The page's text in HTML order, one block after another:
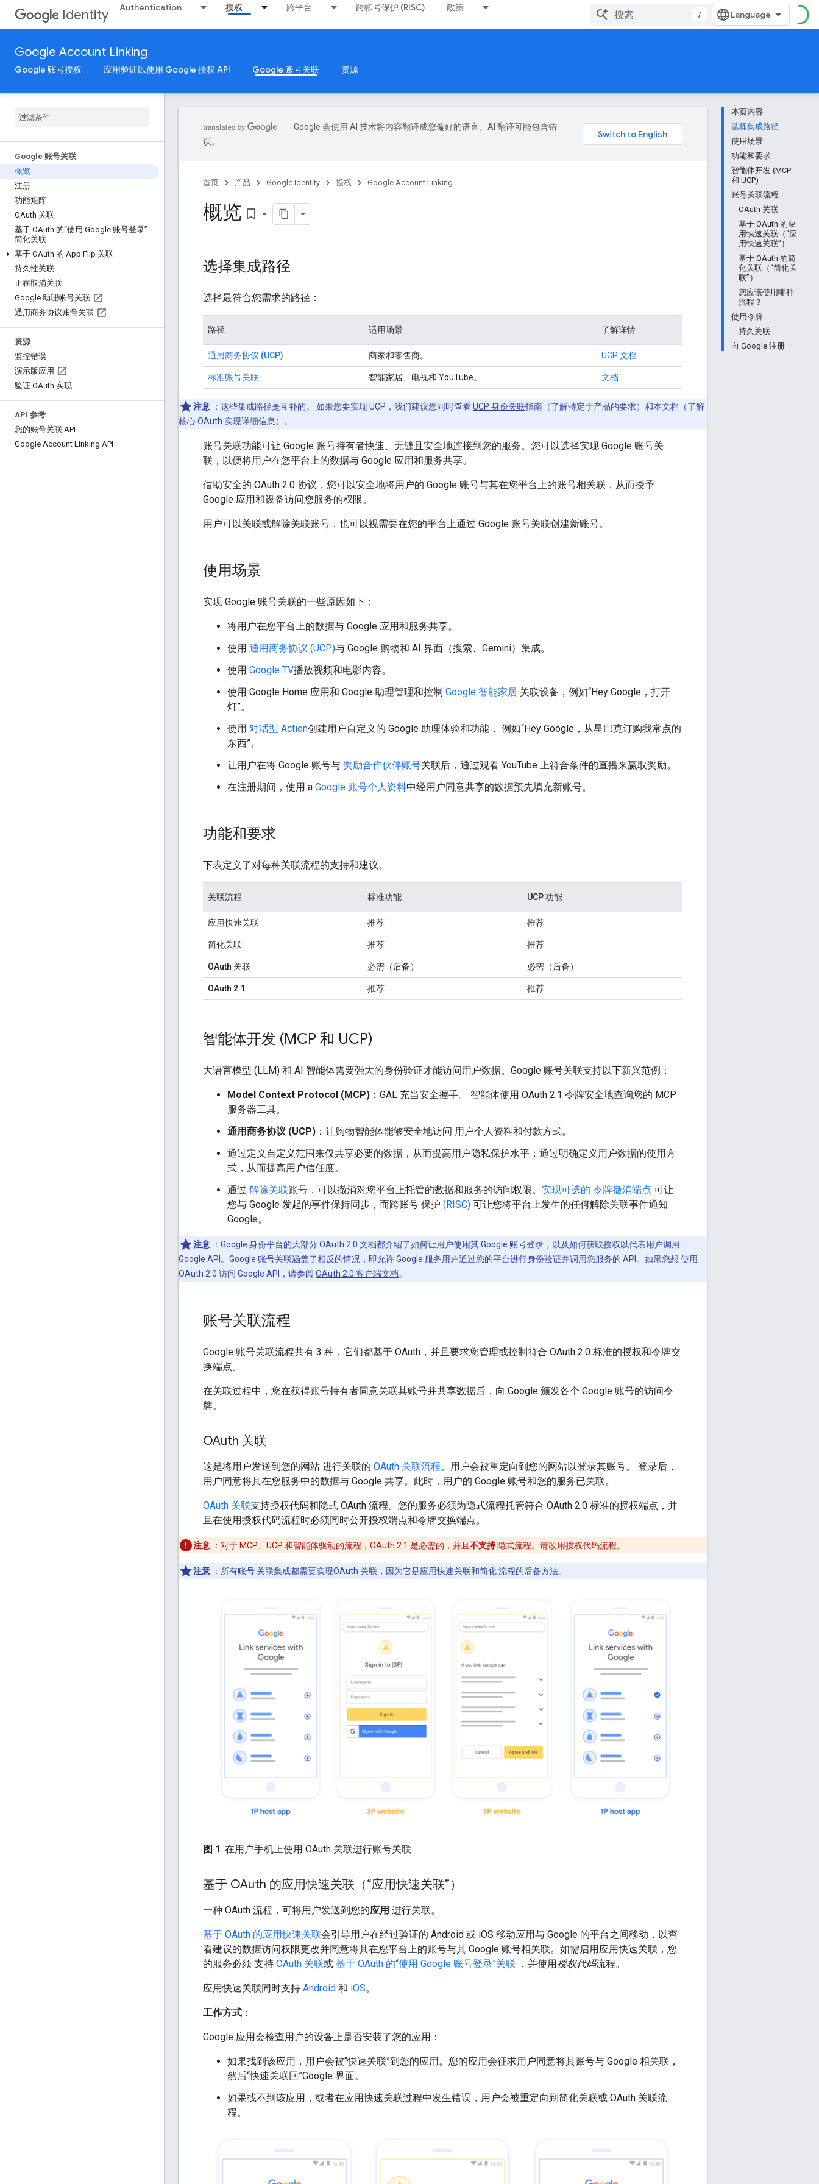
Identity Authentication 授权 跨平台 跨帐号保护 (RISC) 政策
/
Google Account Linking
Google 账号授权 应用验证以使用 Google 授权 API Google 账号关联 资源
Google 账号关联
概览
注册
功能矩阵
OAuth 关联
基于 OAuth 的“使用 Google 账号登录”
简化关联
基于 OAuth 的 App Flip 关联
持久性关联
正在取消关联
Google 助理帐号关联
通用商务协议账号关联
资源
监控错误
演示版应用
验证 OAuth 实现
API 参考
您的账号关联 API
Google Account Linking API
本页内容
选择集成路径
使用场景
功能和要求
智能体开发 (MCP
和 UCP)
账号关联流程
OAuth 关联
基于 OAuth 的应
用快速关联（“应
用快速关联”）
基于 OAuth 的简
化关联（“简化关
联”）
您应该使用哪种
流程？
使用令牌
持久关联
向 Google 注册
Google 会使用 AI 技术将内容翻译成您偏好的语言。AI 翻译可能包含错
误。
首页 产品 Google Identity 授权 Google Account Linking
概览 bookmark_border
选择集成路径
选择最符合您需求的路径：
路径 适用场景 了解详情
通用商务协议 (UCP) 商家和零售商。 UCP 文档
标准账号关联 智能家居、电视和 YouTube。 文档
注意 ：这些集成路径是互补的。 如果您要实现 UCP，我们建议您同时查看UCP 身份关联指南（了解特定于产品的要求）和本文档（了解
核心 OAuth 实现详细信息）。
账号关联功能可让 Google 账号持有者快速、无缝且安全地连接到您的服务。您可以选择实现 Google 账号关
联，以便将用户在您平台上的数据与 Google 应用和服务共享。
借助安全的 OAuth 2.0 协议，您可以安全地将用户的 Google 账号与其在您平台上的账号相关联，从而授予
Google 应用和设备访问您服务的权限。
用户可以关联或解除关联账号，也可以视需要在您的平台上通过 Google 账号关联创建新账号。
使用场景
实现 Google 账号关联的一些原因如下：
将用户在您平台上的数据与 Google 应用和服务共享。
使用 通用商务协议 (UCP)与 Google 购物和 AI 界面（搜索、Gemini）集成。
使用 Google TV播放视频和电影内容。
使用 Google Home 应用和 Google 助理管理和控制 Google 智能家居 关联设备，例如“Hey Google，打开
灯”。
使用 对话型 Action创建用户自定义的 Google 助理体验和功能， 例如“Hey Google，从星巴克订购我常点的
东西”。
让用户在将 Google 账号与 奖励合作伙伴账号关联后，通过观看 YouTube 上符合条件的直播来赢取奖励。
在注册期间，使用 a Google 账号个人资料中经用户同意共享的数据预先填充新账号。
功能和要求
下表定义了对每种关联流程的支持和建议。
关联流程 标准功能 UCP 功能
应用快速关联 推荐 推荐
简化关联 推荐 推荐
OAuth 关联 必需（后备） 必需（后备）
OAuth 2.1 推荐 推荐
智能体开发 (MCP 和 UCP)
大语言模型 (LLM) 和 AI 智能体需要强大的身份验证才能访问用户数据。Google 账号关联支持以下新兴范例：
Model Context Protocol (MCP) ：GAL 充当安全握手。 智能体使用 OAuth 2.1 令牌安全地查询您的 MCP
服务器工具。
通用商务协议 (UCP) ：让购物智能体能够安全地访问 用户个人资料和付款方式。
通过定义自定义范围来仅共享必要的数据，从而提高用户隐私保护水平；通过明确定义用户数据的使用方
式，从而提高用户信任度。
通过 解除关联账号，可以撤消对您平台上托管的数据和服务的访问权限。 实现可选的 令牌撤消端点 可让
您与 Google 发起的事件保持同步，而跨账号 保护 (RISC) 可让您将平台上发生的任何解除关联事件通知
Google。
注意 ：Google 身份平台的大部分 OAuth 2.0 文档都介绍了如何让用户使用其 Google 账号登录，以及如何获取授权以代表用户调用
Google API。Google 账号关联涵盖了相反的情况，即允许 Google 服务用户通过您的平台进行身份验证并调用您服务的 API。如果您想 使用
OAuth 2.0 访问 Google API，请参阅 OAuth 2.0 客户端文档。
账号关联流程
Google 账号关联流程共有 3 种，它们都基于 OAuth，并且要求您管理或控制符合 OAuth 2.0 标准的授权和令牌交
换端点。
在关联过程中，您在获得账号持有者同意关联其账号并共享数据后，向 Google 颁发各个 Google 账号的访问令
牌。
OAuth 关联
这是将用户发送到您的网站 进行关联的 OAuth 关联流程。用户会被重定向到您的网站以登录其账号。 登录后，
用户同意将其在您服务中的数据与 Google 共享。此时，用户的 Google 账号和您的服务已关联。
OAuth 关联支持授权代码和隐式 OAuth 流程。您的服务必须为隐式流程托管符合 OAuth 2.0 标准的授权端点，并
且在使用授权代码流程时必须同时公开授权端点和令牌交换端点。
注意 ：对于 MCP、UCP 和智能体驱动的流程，OAuth 2.1 是必需的，并且 不支持隐式流程。请改用授权代码流程。
注意 ：所有账号 关联集成都需要实现OAuth 关联 ，因为它是应用快速关联和简化 流程的后备方法。
图 1. 在用户手机上使用 OAuth 关联进行账号关联
基于 OAuth 的应用快速关联（“应用快速关联”）
一种 OAuth 流程，可将用户发送到您的应用 进行关联。
基于 OAuth 的应用快速关联会引导用户在经过验证的 Android 或 iOS 移动应用与 Google 的平台之间移动，以查
看建议的数据访问权限更改并同意将其在您平台上的账号与其 Google 账号相关联。如需启用应用快速关联，您
的服务必须 支持 OAuth 关联或 基于 OAuth 的“使用 Google 账号登录”关联 ，并使用授权代码流程。
应用快速关联同时支持 Android 和 iOS。
工作方式 ：
Google 应用会检查用户的设备上是否安装了您的应用：
如果找到该应用，用户会被“快速关联”到您的应用。您的应用会征求用户同意将其账号与 Google 相关联，
然后“快速关联回”Google 界面。
如果找不到该应用，或者在应用快速关联过程中发生错误，用户会被重定向到简化关联或 OAuth 关联流
程。